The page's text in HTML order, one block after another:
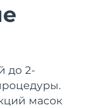
до 2-
масок